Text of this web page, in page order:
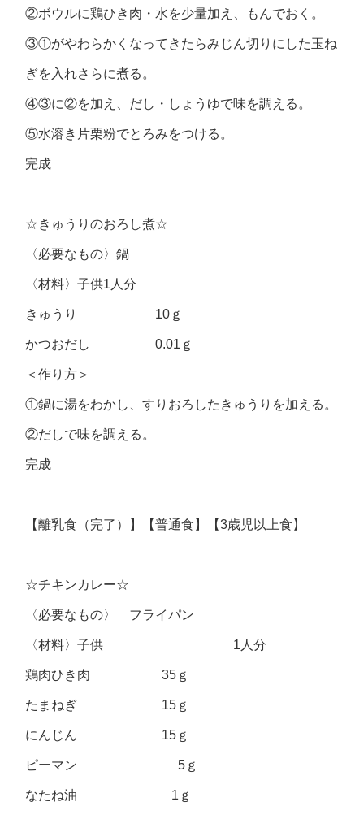
②ボウルに鶏ひき肉・水を少量加え、もんでおく。
③①がやわらかくなってきたらみじん切りにした玉ね
ぎを入れさらに煮る。
④③に②を加え、だし・しょうゆで味を調える。
⑤水溶き片栗粉でとろみをつける。
完成
☆きゅうりのおろし煮☆
〈必要なもの〉鍋
〈材料〉子供1人分
きゅうり 10ｇ
かつおだし 0.01ｇ
＜作り方＞
①鍋に湯をわかし、すりおろしたきゅうりを加える。
②だしで味を調える。
完成
【離乳食（完了）】【普通食】【3歳児以上食】
☆チキンカレー☆
〈必要なもの〉 フライパン
〈材料〉子供 1人分
鶏肉ひき肉 35ｇ
たまねぎ 15ｇ
にんじん 15ｇ
ピーマン 5ｇ
なたね油 1ｇ